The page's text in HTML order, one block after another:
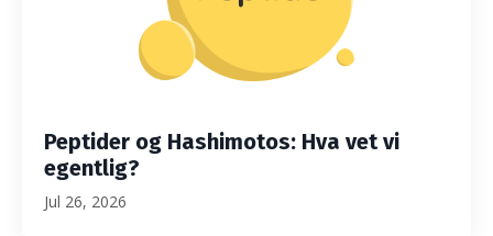
Peptider og Hashimotos: Hva vet vi
egentlig?
Jul 26, 2026